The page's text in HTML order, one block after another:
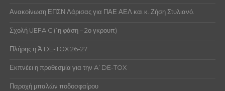
Ανακοίνωση ΕΠΣΝ Λάρισας για ΠΑΕ ΑΕΛ και κ. Ζήση Στυλιανό.
Σχολή UEFA C (1η φάση – 2ο γκρουπ)
Πλήρης η Ά DE-TOX 26-27
Εκπνέει η προθεσμία για την A’ DE-TOX
Παροχή μπαλών ποδοσφαίρου